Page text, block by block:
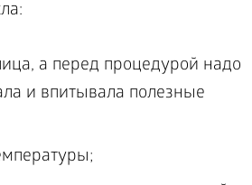
а перед процедурой надо
и впитывала полезные